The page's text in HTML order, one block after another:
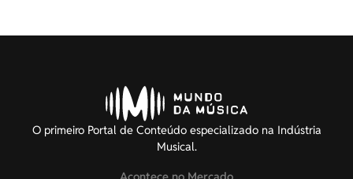
O primeiro Portal de Conteúdo especializado na Indústria
Musical.
Acontece no Mercado